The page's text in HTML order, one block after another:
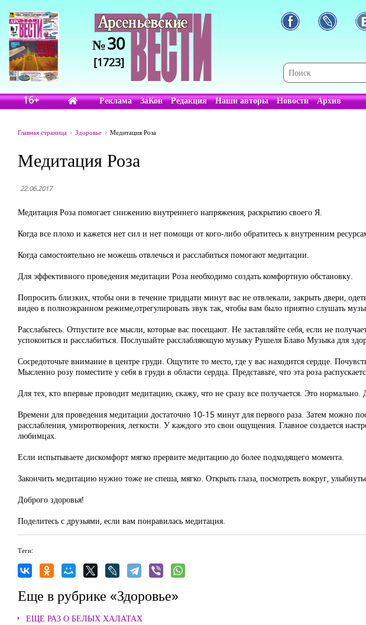
№30
[1723]
16+ Реклама ЗаКон Редакция Наши авторы Новости Архив
Главная страница Здоровье Медитация Роза
Медитация Роза
22.06.2017
Медитация Роза помогает снижению внутреннего напряжения, раскрытию своего Я.
Когда все плохо и кажется нет сил и нет помощи от кого-либо обратитесь к внутренним
Когда самостоятельно не можешь отвлечься и расслабиться помогают медитации.
Для эффективного проведения медитации Роза необходимо создать комфортную обстановку.
Попросить близких, чтобы они в течение тридцати минут вас не отвлекали, закрыть двери,
видео в полноэкранном режиме,отрегулировать звук так, чтобы вам было приятно слушать
Расслабьтесь. Отпустите все мысли, которые вас посещают. Не заставляйте себя, если не
успокоиться и расслабиться. Послушайте расслабляющую музыку Рушеля Блаво Музыка для
Сосредоточьте внимание в центре груди. Ощутите то место, где у вас находится сердце.
Мысленно розу поместите у себя в груди в области сердца. Представьте, что эта роза
Для тех, кто впервые проводит медитацию, скажу, что не сразу все получается. Это нормально.
Времени для проведения медитации достаточно 10-15 минут для первого раза. Затем можно
расслабления, умиротворения, легкости. У каждого это свои ощущения. Главное создается
любимцах.
Если испытываете дискомфорт мягко прервите медитацию до более подходящего момента.
Закончить медитацию нужно тоже не спеша, мягко. Открыть глаза, посмотреть вокруг,
Доброго здоровья!
Поделитесь с друзьями, если вам понравилась медитация.
Теги:
Еще в рубрике «Здоровье»
ЕЩЕ РАЗ О БЕЛЫХ ХАЛАТАХ